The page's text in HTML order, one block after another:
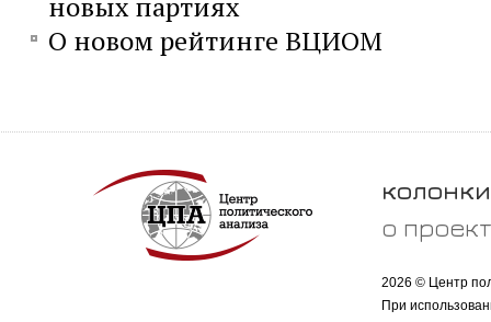
О новом рейтинге ВЦИОМ
колонки
о
2026 © Центр
При